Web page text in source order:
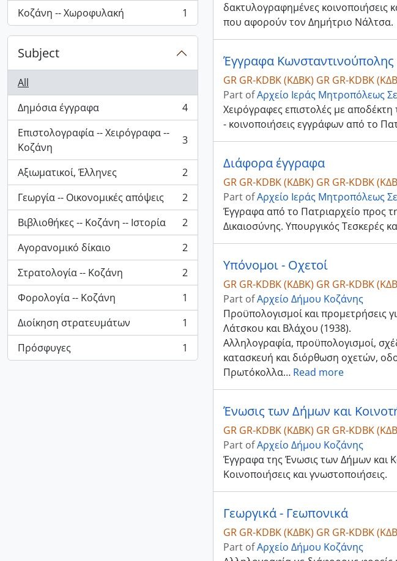
Κοζάνη -- Χωροφυλακή
, 1 results 1
Subject
All
Δημόσια έγγραφα
, 4 results
4
Επιστολογραφία -- Χειρόγραφα --
Κοζάνη
, 3 results 3
Αξιωματικοί, Έλληνες
, 2 results
2
Γεωργία -- Οικονομικές απόψεις
, 2 results
2
Βιβλιοθήκες -- Κοζάνη -- Ιστορία
, 2 results
2
Αγορανομικό δίκαιο
, 2 results
2
Στρατολογία -- Κοζάνη
, 2 results
2
Φορολογία -- Κοζάνη
, 1 results
1
Διοίκηση στρατευμάτων
, 1 results
1
Πρόσφυγες
, 1 results 1
δακτυλογραφημένες κοινοποιήσεις
που αφορούν τον Δημήτριο Νάλτσα.
GR GR-KDBK (ΚΔΒΚ) GR GR-KDBK
Part ofΑρχείο Ιεράς Μητροπόλεως
Χειρόγραφες επιστολές με
- κοινοποιήσεις εγγράφων από το
Διάφορα έγγραφα
GR GR-KDBK (ΚΔΒΚ) GR GR-KDBK
Part ofΑρχείο Ιεράς Μητροπόλεως
Έγγραφα από το Πατριαρχείο προς
Δικαιοσύνης. Υπουργικός Τεσκερές
Υπόνομοι - Οχετοί
GR GR-KDBK (ΚΔΒΚ) GR GR-KDBK
Part ofΑρχείο Δήμου Κοζάνης
Προϋπολογισμοί και προμετρήσεις
Λάτσκου και Βλάχου (1938).
Αλληλογραφία, προϋπολογισμοί,
κατασκευή και διόρθωση οχετών,
Πρωτόκολλα… Read more
Ένωσις των Δήμων και
GR GR-KDBK (ΚΔΒΚ) GR GR-KDBK
Part ofΑρχείο Δήμου Κοζάνης
Έγγραφα της Ένωσις των Δήμων και
Κοινοποιήσεις και γνωστοποιήσεις.
Γεωργικά - Γεωπονικά
GR GR-KDBK (ΚΔΒΚ) GR GR-KDBK
Part ofΑρχείο Δήμου Κοζάνης